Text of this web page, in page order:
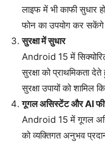
लाइफ में भी काफी सुधार
फोन का उपयोग कर
सुरक्षा में सुधार
Android 15 में
सुरक्षा को प्राथमिकता
सुरक्षा उपायों को शामिल
गूगल असिस्टेंट और AI
Android 15 में गूगल
को व्यक्तिगत अनुभव